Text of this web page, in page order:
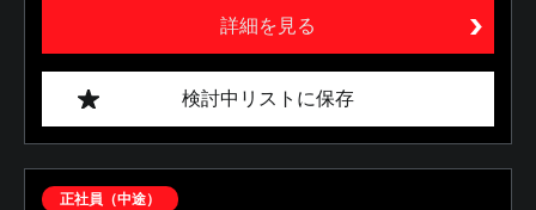
詳細を見る
検討中リストに保存
正社員（中途）